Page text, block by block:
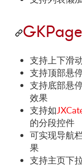
支持上下滑
支持顶部悬
支持底部悬
效果
支持如
的分段控件
可实现导航
果
支持主页下